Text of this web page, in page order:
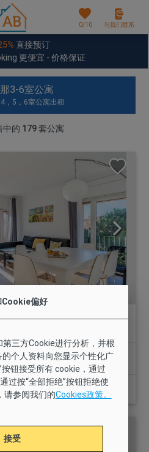
与我们联系
favorites
0/10
直接预订
更便宜 - 价格保证
3-6室公寓
，5，6室公寓出租
的 179套公寓
2 97 m2
有
查看详情
Cookie偏好
三方Cookie进行分析，并根
个人资料向您显示个性化广
钮接受所有 cookie，通过
过按“全部拒绝”按钮拒绝使
请参阅我们的Cookies政策。
接受